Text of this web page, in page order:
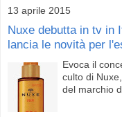
13 aprile 2015
Nuxe debutta in tv in
lancia le novità per
Evoca il
culto di
del marchio